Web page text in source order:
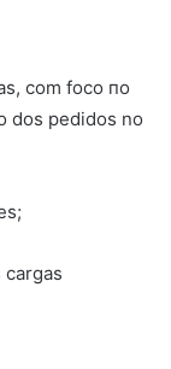
com foco по
dos pedidos no
cargas